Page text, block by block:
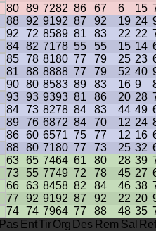
80 89 7282 86 67 6 15
88 92 9192 87 92 19 24
92 72 8589 81 83 22 22
84 82 7178 55 55 15 14
85 78 8180 77 79 25 23
81 88 8888 77 79 52 40
90 80 8583 89 83 16 9
93 93 9393 81 86 20 28
84 73 8278 84 83 44 49
89 76 6872 84 70 12 24
86 60 6571 75 77 12 16
88 80 7180 77 73 25 32
63 65 7464 61 80 28 39
73 55 7749 72 78 45 27
66 63 8458 82 84 46 38
77 92 9192 87 92 22 20
74 74 7964 77 88 48 35
Pas EntTirOrg Des Rem Sal